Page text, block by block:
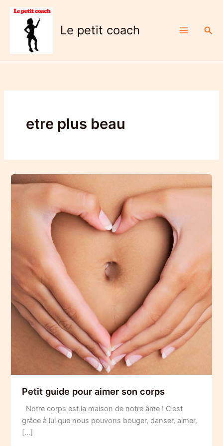
Aller
contenu
Le petit coach
etre plus beau
Petit guide pour aimer son corps
Notre corps est la maison de notre âme ! C’est
grâce à lui que nous pouvons bouger, danser, aimer,
[…]